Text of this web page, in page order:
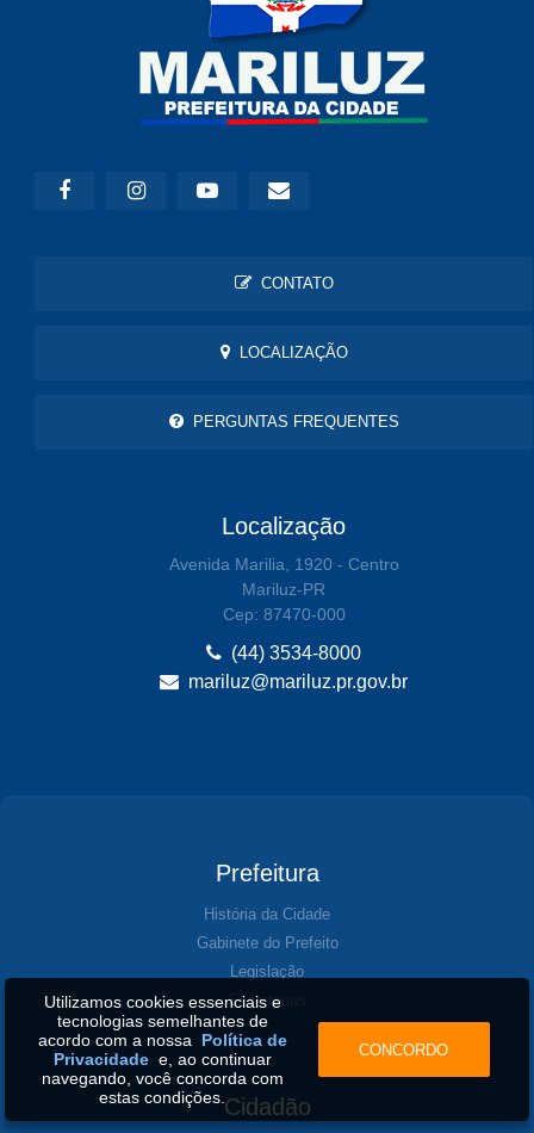
CONTATO
LOCALIZAÇÃO
PERGUNTAS FREQUENTES
Localização
Avenida Marilia, 1920 - Centro
Mariluz-PR
Cep: 87470-000
(44) 3534-8000
mariluz@mariluz.pr.gov.br
Prefeitura
História da Cidade
Gabinete do Prefeito
Legislação
Secretarias
Cidadão
Utilizamos cookies essenciais e
tecnologias semelhantes de
acordo com a nossa Política de
Privacidadee, ao continuar
navegando, você concorda com
estas condições.
CONCORDO